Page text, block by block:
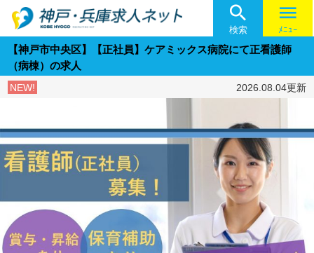

検索
menu
ﾒﾆｭｰ
【神戸市中央区】【正社員】ケアミックス病院にて正看護師
（病棟）の求人
NEW! 2026.08.04更新